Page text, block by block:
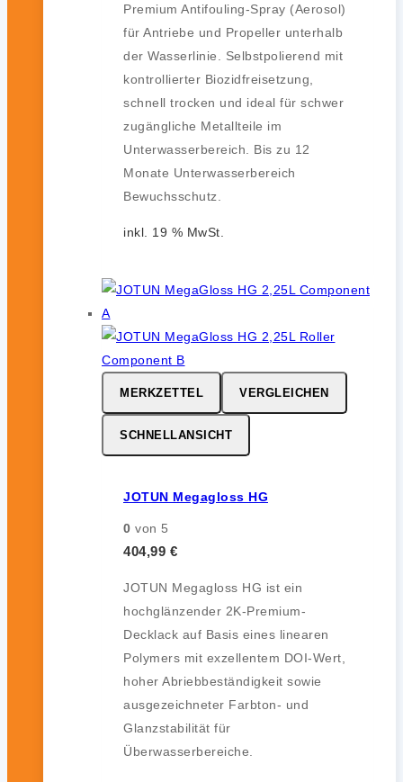
Premium Antifouling-Spray (Aerosol)
für Antriebe und Propeller unterhalb
der Wasserlinie. Selbstpolierend mit
kontrollierter Biozidfreisetzung,
schnell trocken und ideal für schwer
zugängliche Metallteile im
Unterwasserbereich. Bis zu 12
Monate Unterwasserbereich
Bewuchsschutz.
inkl. 19 % MwSt.
MERKZETTEL VERGLEICHEN
SCHNELLANSICHT
JOTUN Megagloss HG
0 von 5
404,99 €
JOTUN Megagloss HG ist ein
hochglänzender 2K-Premium-
Decklack auf Basis eines linearen
Polymers mit exzellentem DOI-Wert,
hoher Abriebbeständigkeit sowie
ausgezeichneter Farbton- und
Glanzstabilität für
Überwasserbereiche.